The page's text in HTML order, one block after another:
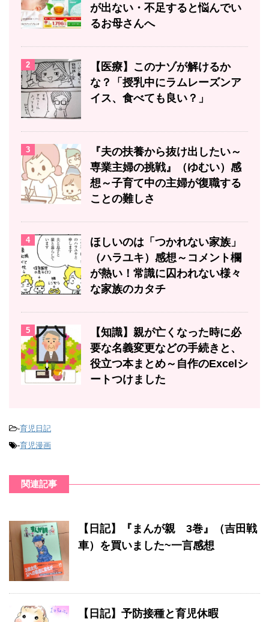
が出ない・不足すると悩んでい
るお母さんへ
2
【医療】このナゾが解けるか
な？「授乳中にラムレーズンア
イス、食べても良い？」
3
『夫の扶養から抜け出したい～
専業主婦の挑戦』（ゆむい）感
想～子育て中の主婦が復職する
ことの難しさ
4
ほしいのは「つかれない家族」
（ハラユキ）感想～コメント欄
が熱い！常識に囚われない様々
な家族のカタチ
5
【知識】親が亡くなった時に必
要な名義変更などの手続きと、
役立つ本まとめ～自作のExcelシ
ートつけました
-育児日記
-育児漫画
関連記事
【日記】『まんが親 3巻』（吉田戦
車）を買いました~一言感想
【日記】予防接種と育児休暇